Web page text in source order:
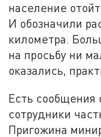
население
И обозначили
километра.
на просьбу ни
оказались,
Есть сообщения
сотрудники
Пригожина